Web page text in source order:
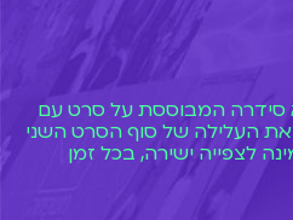
סידרה המבוססת על סרט עם
העלילה של סוף הסרט השני
לצפייה ישירה, בכל זמן